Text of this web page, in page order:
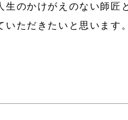
のかけがえのない師匠
ただきたいと思います。